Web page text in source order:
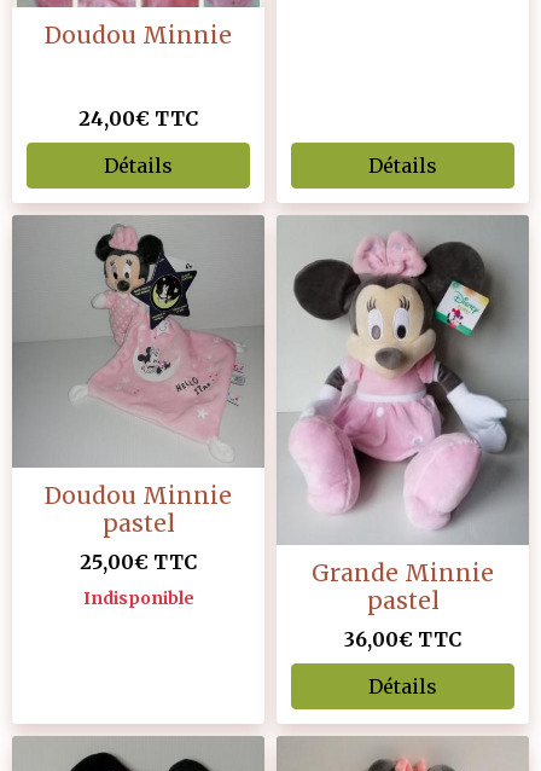
Doudou Minnie
24,00€ TTC
Détails
Détails
Doudou Minnie
pastel
25,00€ TTC
Indisponible
Grande Minnie
pastel
36,00€ TTC
Détails